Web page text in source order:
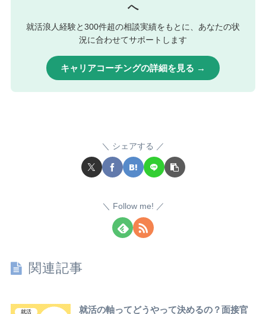
へ
就活浪人経験と300件超の相談実績をもとに、あなたの状
況に合わせてサポートします
キャリアコーチングの詳細を見る →
シェアする
Follow me!
関連記事
就活 就活の軸ってどうやって決めるの？面接官